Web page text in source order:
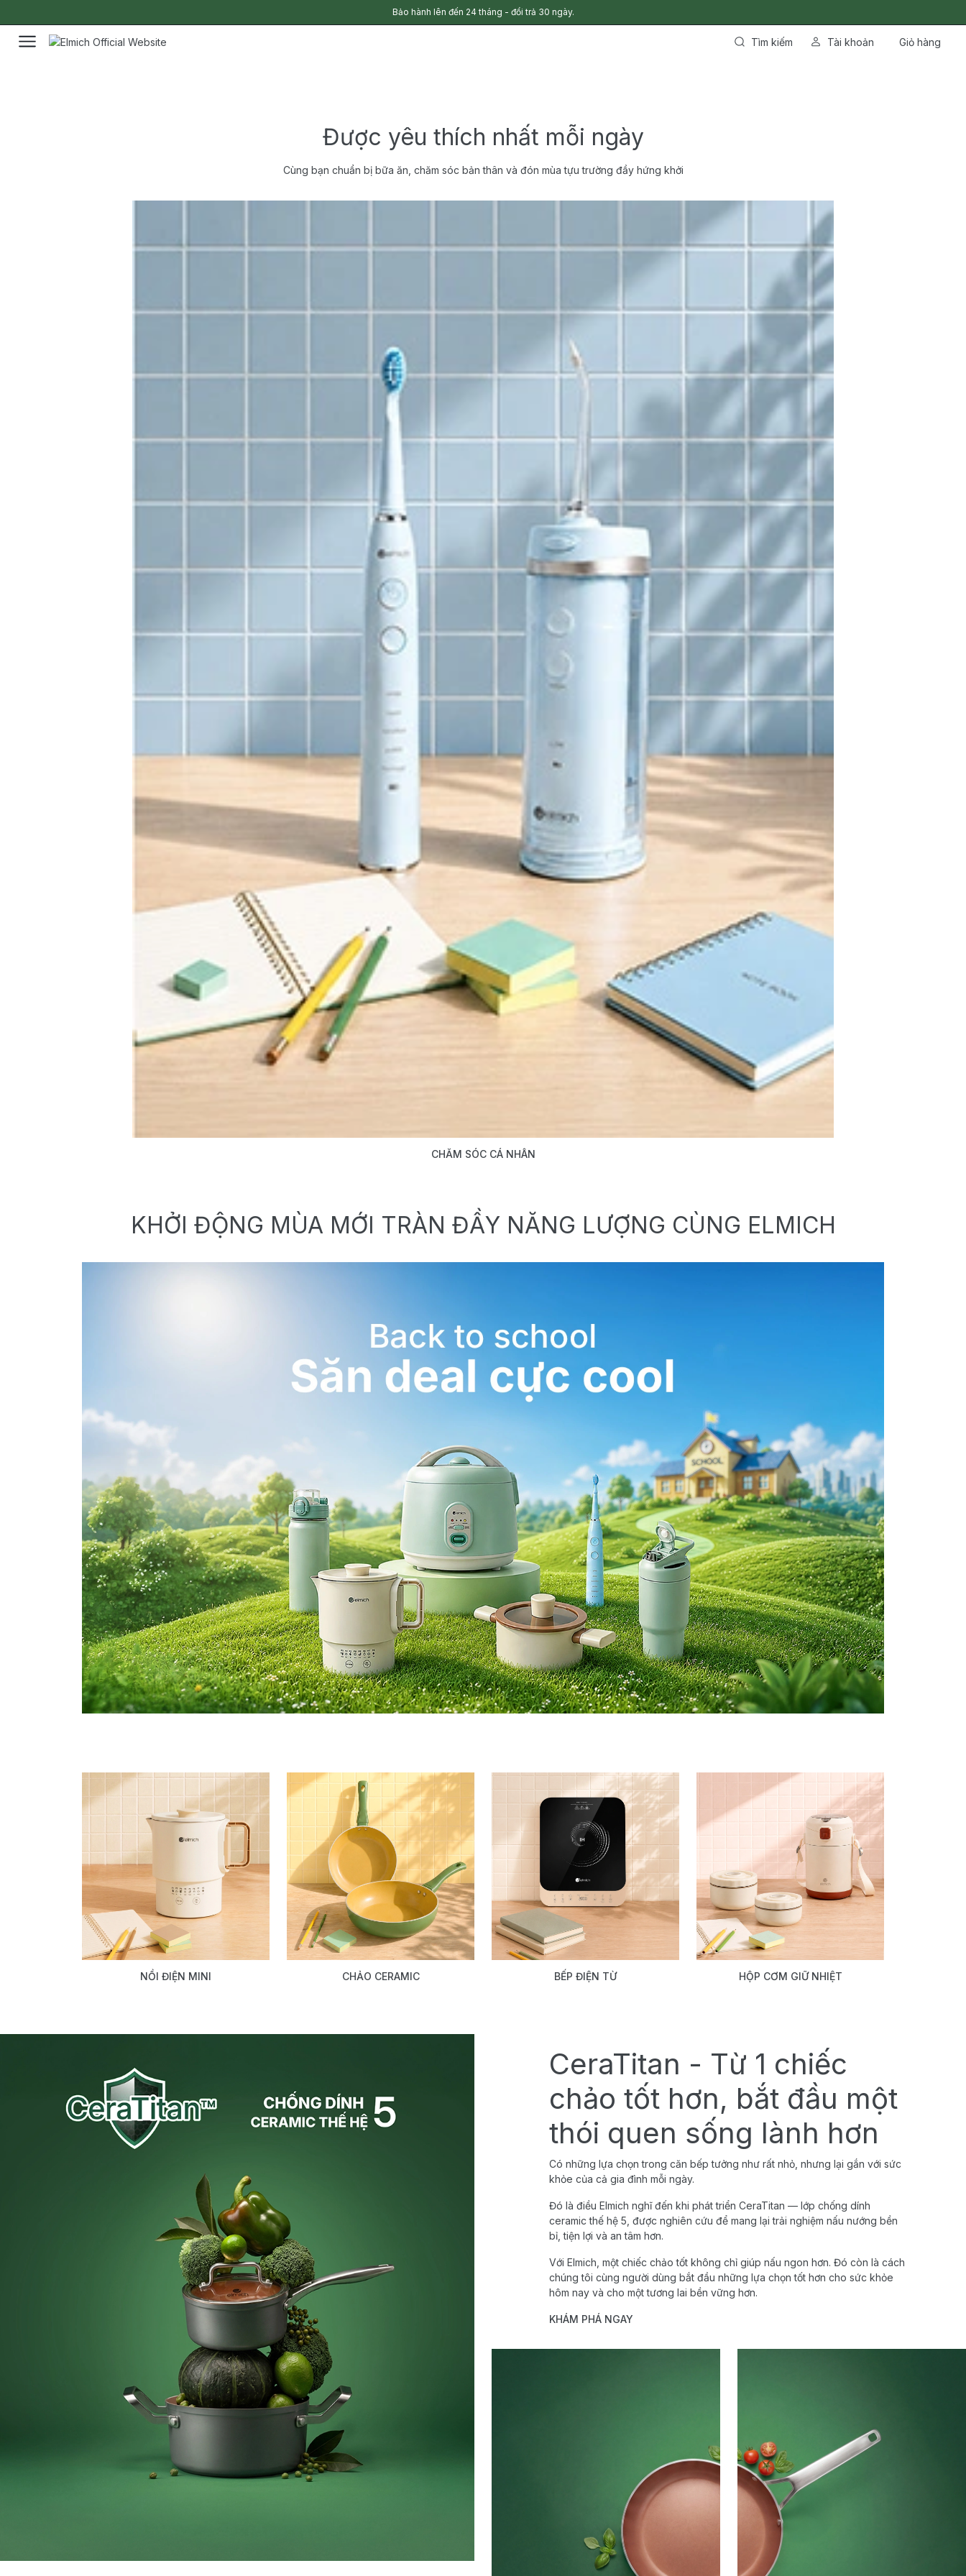
Bảo hành lên đến 24 tháng - đổi trả 30 ngày.
Tìm kiếm Tài khoản Giỏ hàng
Được yêu thích nhất mỗi ngày
Cùng bạn chuẩn bị bữa ăn, chăm sóc bản thân và đón mùa tựu trường đầy hứng khởi
CHĂM SÓC CÁ NHÂN
KHỞI ĐỘNG MÙA MỚI TRÀN ĐẦY NĂNG LƯỢNG CÙNG ELMICH
NỒI ĐIỆN MINI CHẢO CERAMIC BẾP ĐIỆN TỪ HỘP CƠM GIỮ NHIỆT
CeraTitan - Từ 1 chiếc
chảo tốt hơn, bắt đầu một
thói quen sống lành hơn
Có những lựa chọn trong căn bếp tưởng như rất nhỏ, nhưng lại gắn với sức
khỏe của cả gia đình mỗi ngày.
Đó là điều Elmich nghĩ đến khi phát triển CeraTitan — lớp chống dính
ceramic thế hệ 5, được nghiên cứu để mang lại trải nghiệm nấu nướng bền
bỉ, tiện lợi và an tâm hơn.
Với Elmich, một chiếc chảo tốt không chỉ giúp nấu ngon hơn. Đó còn là cách
chúng tôi cùng người dùng bắt đầu những lựa chọn tốt hơn cho sức khỏe
hôm nay và cho một tương lai bền vững hơn.
KHÁM PHÁ NGAY